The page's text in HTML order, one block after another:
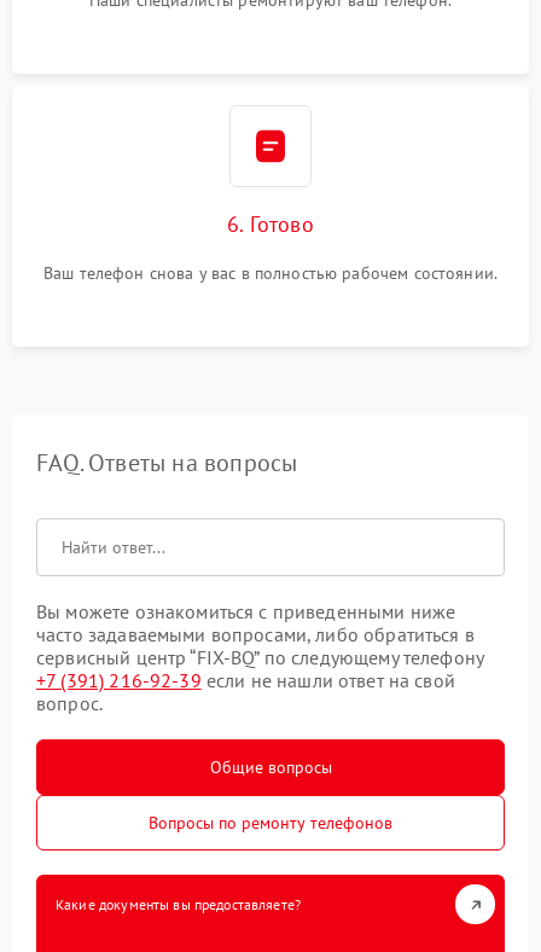
6. Готово
Ваш телефон снова у вас в полностью рабочем состоянии.
FAQ. Ответы на вопросы
Вы можете ознакомиться с приведенными ниже
часто задаваемыми вопросами, либо обратиться в
сервисный центр “FIX-BQ” по следующему телефону
+7 (391) 216-92-39 если не нашли ответ на свой
вопрос.
Общие вопросы
Вопросы по ремонту телефонов
Какие документы вы предоставляете?